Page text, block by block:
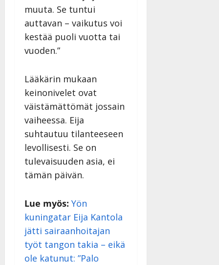
muuta. Se tuntui
auttavan – vaikutus voi
kestää puoli vuotta tai
vuoden.”
Lääkärin mukaan
keinonivelet ovat
väistämättömät jossain
vaiheessa. Eija
suhtautuu tilanteeseen
levollisesti. Se on
tulevaisuuden asia, ei
tämän päivän.
Lue myös: Yön
kuningatar Eija Kantola
jätti sairaanhoitajan
työt tangon takia – eikä
ole katunut: ”Palo